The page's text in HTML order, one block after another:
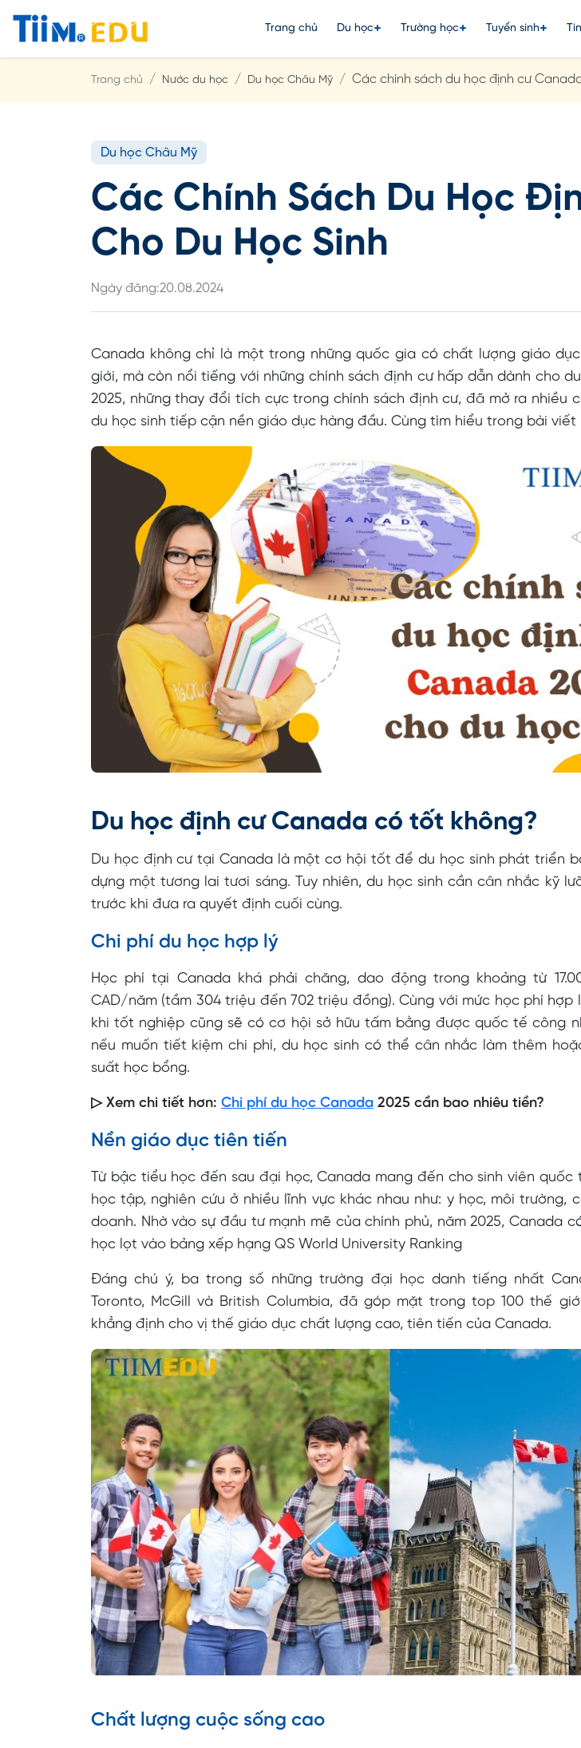
Trang chủ Du học Trường học Tuyển sinh
Trang chủ Nước du học Du học Châu Mỹ Các chính sách du học định cư
Du học Châu Mỹ
Các Chính Sách Du Học
Cho Du Học Sinh
Ngày đăng:20.08.2024
Canada không chỉ là một trong những quốc gia có chất lượng giáo
giới, mà còn nổi tiếng với những chính sách định cư hấp dẫn dành cho
2025, những thay đổi tích cực trong chính sách định cư, đã mở ra nhiều
du học sinh tiếp cận nền giáo dục hàng đầu. Cùng tìm hiểu trong bài viết
Du học định cư Canada có tốt không?
Du học định cư tại Canada là một cơ hội tốt để du học sinh phát triển
dựng một tương lai tươi sáng. Tuy nhiên, du học sinh cần cân nhắc kỹ
trước khi đưa ra quyết định cuối cùng.
Chi phí du học hợp lý
Học phí tại Canada khá phải chăng, dao động trong khoảng từ
CAD/năm (tầm 304 triệu đến 702 triệu đồng). Cùng với mức học phí hợp
khi tốt nghiệp cũng sẽ có cơ hội sở hữu tấm bằng được quốc tế công
nếu muốn tiết kiệm chi phí, du học sinh có thể cân nhắc làm thêm
suất học bổng.
▷ Xem chi tiết hơn: Chi phí du học Canada 2025 cần bao nhiêu tiền?
Nền giáo dục tiên tiến
Từ bậc tiểu học đến sau đại học, Canada mang đến cho sinh viên quốc
học tập, nghiên cứu ở nhiều lĩnh vực khác nhau như: y học, môi trường,
doanh. Nhờ vào sự đầu tư mạnh mẽ của chính phủ, năm 2025, Canada
học lọt vào bảng xếp hạng QS World University Ranking
Đáng chú ý, ba trong số những trường đại học danh tiếng nhất
Toronto, McGill và British Columbia, đã góp mặt trong top 100 thế
khẳng định cho vị thế giáo dục chất lượng cao, tiên tiến của Canada.
Chất lượng cuộc sống cao